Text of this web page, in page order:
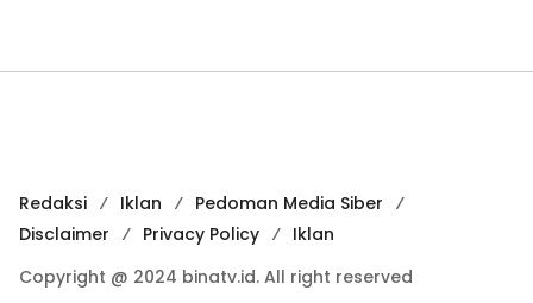
Redaksi Iklan
Pedoman Media Siber
Disclaimer
Privacy Policy
Iklan
Copyright @ 2024 binatv.id. All right reserved